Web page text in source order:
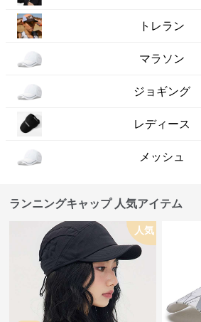
トレラン
マラソン
ジョギング
レディース
メッシュ
ランニングキャップ 人気アイテム
人気